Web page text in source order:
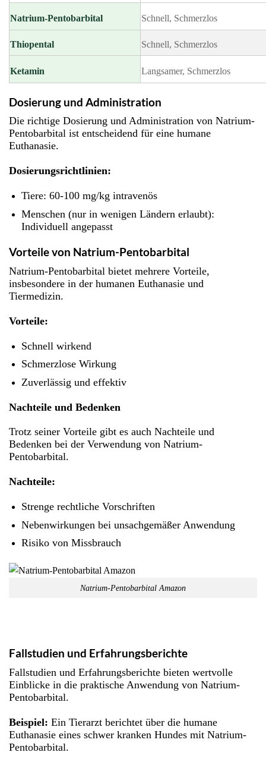
Natrium-Pentobarbital Schnell, Schmerzlos
Thiopental Schnell, Schmerzlos
Ketamin Langsamer, Schmerzlos
Dosierung und Administration
Die richtige Dosierung und Administration von Natrium-
Pentobarbital ist entscheidend für eine humane
Euthanasie.
Dosierungsrichtlinien:
Tiere: 60-100 mg/kg intravenös
Menschen (nur in wenigen Ländern erlaubt):
Individuell angepasst
Vorteile von Natrium-Pentobarbital
Natrium-Pentobarbital bietet mehrere Vorteile,
insbesondere in der humanen Euthanasie und
Tiermedizin.
Vorteile:
Schnell wirkend
Schmerzlose Wirkung
Zuverlässig und effektiv
Nachteile und Bedenken
Trotz seiner Vorteile gibt es auch Nachteile und
Bedenken bei der Verwendung von Natrium-
Pentobarbital.
Nachteile:
Strenge rechtliche Vorschriften
Nebenwirkungen bei unsachgemäßer Anwendung
Risiko von Missbrauch
Natrium-Pentobarbital Amazon
Fallstudien und Erfahrungsberichte
Fallstudien und Erfahrungsberichte bieten wertvolle
Einblicke in die praktische Anwendung von Natrium-
Pentobarbital.
Beispiel: Ein Tierarzt berichtet über die humane
Euthanasie eines schwer kranken Hundes mit Natrium-
Pentobarbital.